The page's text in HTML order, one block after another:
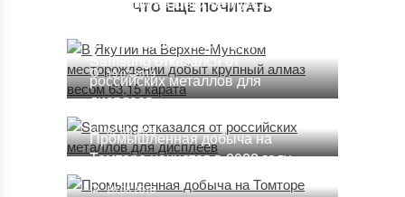
ЧТО ЕЩЕ ПОЧИТАТЬ
алмаз весом 63,15 карата
19.07.2019
Samsung отказался от
российских металлов для
дисплеев
02.07.2025
Промышленная добыча на
Томторе начнется в 2022 году
20.08.2018